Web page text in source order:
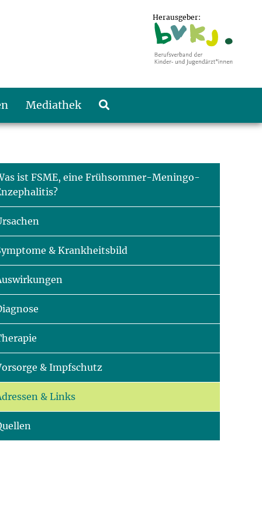
Herausgeber:
Mediathek
ist FSME, eine Frühsommer-Meningo-
& Krankheitsbild
& Impfschutz
& Links